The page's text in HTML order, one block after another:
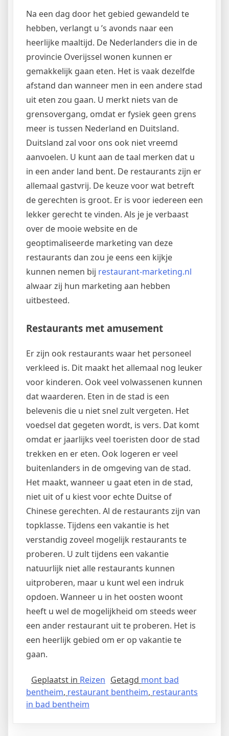
Na een dag door het gebied gewandeld te
hebben, verlangt u ’s avonds naar een
heerlijke maaltijd. De Nederlanders die in de
provincie Overijssel wonen kunnen er
gemakkelijk gaan eten. Het is vaak dezelfde
afstand dan wanneer men in een andere stad
uit eten zou gaan. U merkt niets van de
grensovergang, omdat er fysiek geen grens
meer is tussen Nederland en Duitsland.
Duitsland zal voor ons ook niet vreemd
aanvoelen. U kunt aan de taal merken dat u
in een ander land bent. De restaurants zijn er
allemaal gastvrij. De keuze voor wat betreft
de gerechten is groot. Er is voor iedereen een
lekker gerecht te vinden. Als je je verbaast
over de mooie website en de
geoptimaliseerde marketing van deze
restaurants dan zou je eens een kijkje
kunnen nemen bij restaurant-marketing.nl
alwaar zij hun marketing aan hebben
uitbesteed.
Restaurants met amusement
Er zijn ook restaurants waar het personeel
verkleed is. Dit maakt het allemaal nog leuker
voor kinderen. Ook veel volwassenen kunnen
dat waarderen. Eten in de stad is een
belevenis die u niet snel zult vergeten. Het
voedsel dat gegeten wordt, is vers. Dat komt
omdat er jaarlijks veel toeristen door de stad
trekken en er eten. Ook logeren er veel
buitenlanders in de omgeving van de stad.
Het maakt, wanneer u gaat eten in de stad,
niet uit of u kiest voor echte Duitse of
Chinese gerechten. Al de restaurants zijn van
topklasse. Tijdens een vakantie is het
verstandig zoveel mogelijk restaurants te
proberen. U zult tijdens een vakantie
natuurlijk niet alle restaurants kunnen
uitproberen, maar u kunt wel een indruk
opdoen. Wanneer u in het oosten woont
heeft u wel de mogelijkheid om steeds weer
een ander restaurant uit te proberen. Het is
een heerlijk gebied om er op vakantie te
gaan.
Geplaatst in Reizen Getagd mont bad
bentheim, restaurant bentheim, restaurants
in bad bentheim